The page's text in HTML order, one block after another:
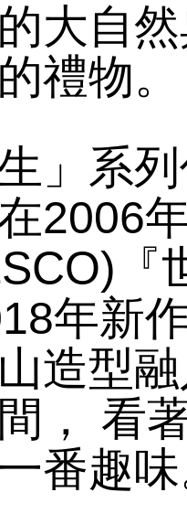
大自
禮物。
生」系
2006
『
年新
造型
， 看
番趣